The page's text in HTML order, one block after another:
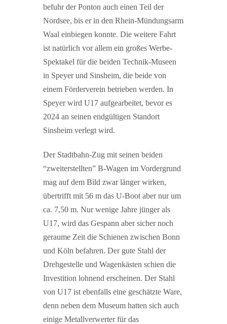
befuhr der Ponton auch einen Teil der
Nordsee, bis er in den Rhein-Mündungsarm
Waal einbiegen konnte. Die weitere Fahrt
ist natürlich vor allem ein großes Werbe-
Spektakel für die beiden Technik-Museen
in Speyer und Sinsheim, die beide von
einem Förderverein betrieben werden. In
Speyer wird U17 aufgearbeitet, bevor es
2024 an seinen endgültigen Standort
Sinsheim verlegt wird.
Der Stadtbahn-Zug mit seinen beiden
“zweiterstellten” B-Wagen im Vordergrund
mag auf dem Bild zwar länger wirken,
übertrifft mit 56 m das U-Boot aber nur um
ca. 7,50 m. Nur wenige Jahre jünger als
U17, wird das Gespann aber sicher noch
geraume Zeit die Schienen zwischen Bonn
und Köln befahren. Der gute Stahl der
Drehgestelle und Wagenkästen schien die
Investition lohnend erscheinen. Der Stahl
von U17 ist ebenfalls eine geschätzte Ware,
denn neben dem Museum hatten sich auch
einige Metallverwerter für das